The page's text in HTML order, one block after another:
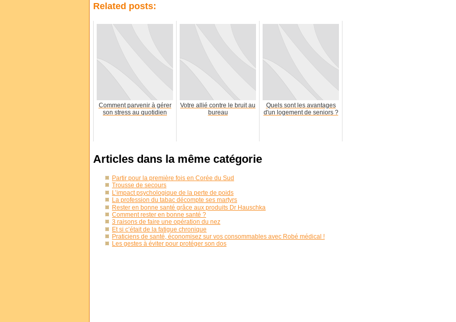
Related posts:
Comment parvenir à gérer
son stress au quotidien
Votre allié contre le bruit au
bureau
Quels sont les avantages
d'un logement de seniors ?
Articles dans la même catégorie
Partir pour la première fois en Corée du Sud
Trousse de secours
L’impact psychologique de la perte de poids
La profession du tabac décompte ses martyrs
Rester en bonne santé grâce aux produits Dr Hauschka
Comment rester en bonne santé ?
3 raisons de faire une opération du nez
Et si c’était de la fatigue chronique
Praticiens de santé, économisez sur vos consommables avec Robé médical !
Les gestes à éviter pour protéger son dos